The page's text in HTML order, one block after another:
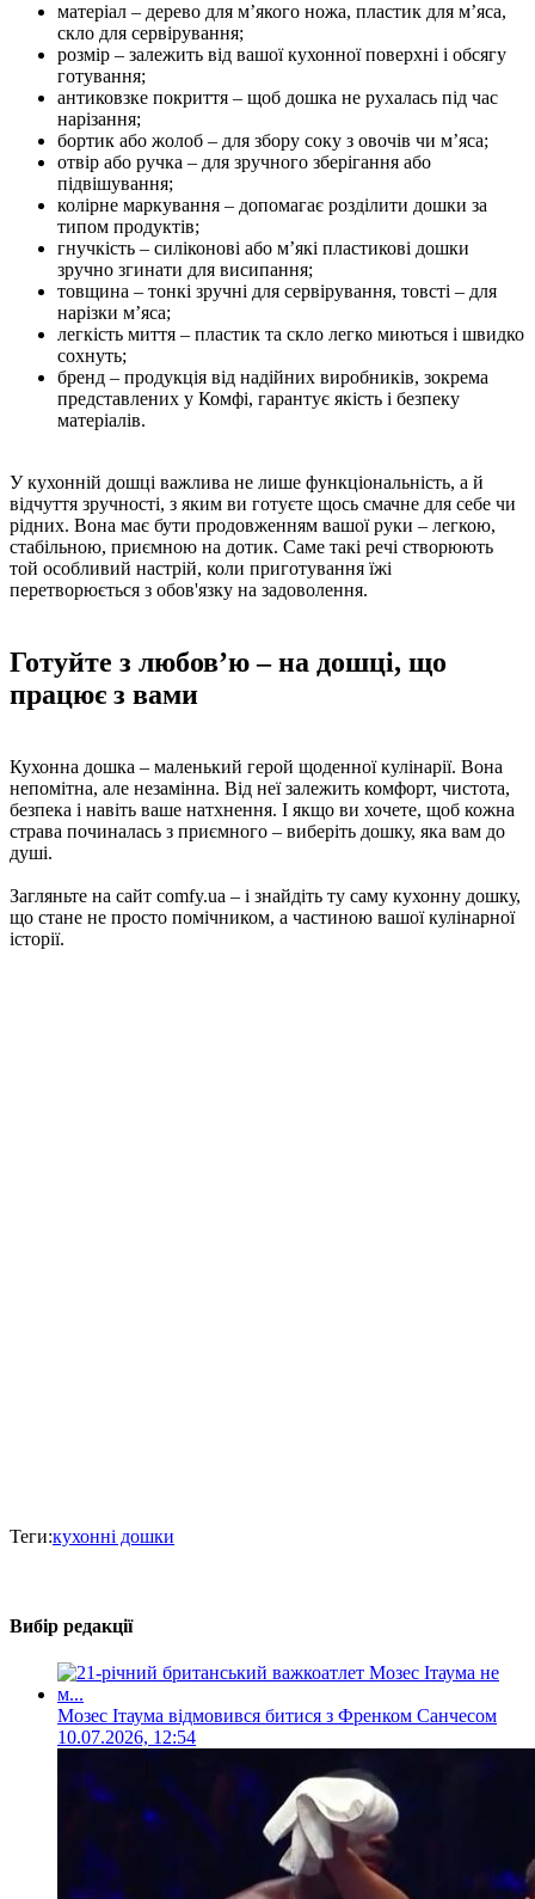
матеріал – дерево для м’якого ножа, пластик для м’яса,
скло для сервірування;
розмір – залежить від вашої кухонної поверхні і обсягу
готування;
антиковзке покриття – щоб дошка не рухалась під час
нарізання;
бортик або жолоб – для збору соку з овочів чи м’яса;
отвір або ручка – для зручного зберігання або
підвішування;
колірне маркування – допомагає розділити дошки за
типом продуктів;
гнучкість – силіконові або м’які пластикові дошки
зручно згинати для висипання;
товщина – тонкі зручні для сервірування, товсті – для
нарізки м’яса;
легкість миття – пластик та скло легко миються і швидко
сохнуть;
бренд – продукція від надійних виробників, зокрема
представлених у Комфі, гарантує якість і безпеку
матеріалів.
У кухонній дошці важлива не лише функціональність, а й
відчуття зручності, з яким ви готуєте щось смачне для себе чи
рідних. Вона має бути продовженням вашої руки – легкою,
стабільною, приємною на дотик. Саме такі речі створюють
той особливий настрій, коли приготування їжі
перетворюється з обов'язку на задоволення.
Готуйте з любов’ю – на дошці, що
працює з вами
Кухонна дошка – маленький герой щоденної кулінарії. Вона
непомітна, але незамінна. Від неї залежить комфорт, чистота,
безпека і навіть ваше натхнення. І якщо ви хочете, щоб кожна
страва починалась з приємного – виберіть дошку, яка вам до
душі.
Загляньте на сайт comfy.ua – і знайдіть ту саму кухонну дошку,
що стане не просто помічником, а частиною вашої кулінарної
історії.
Теги:кухонні дошки
Вибір редакції
Мозес Ітаума відмовився битися з Френком Санчесом
10.07.2026, 12:54